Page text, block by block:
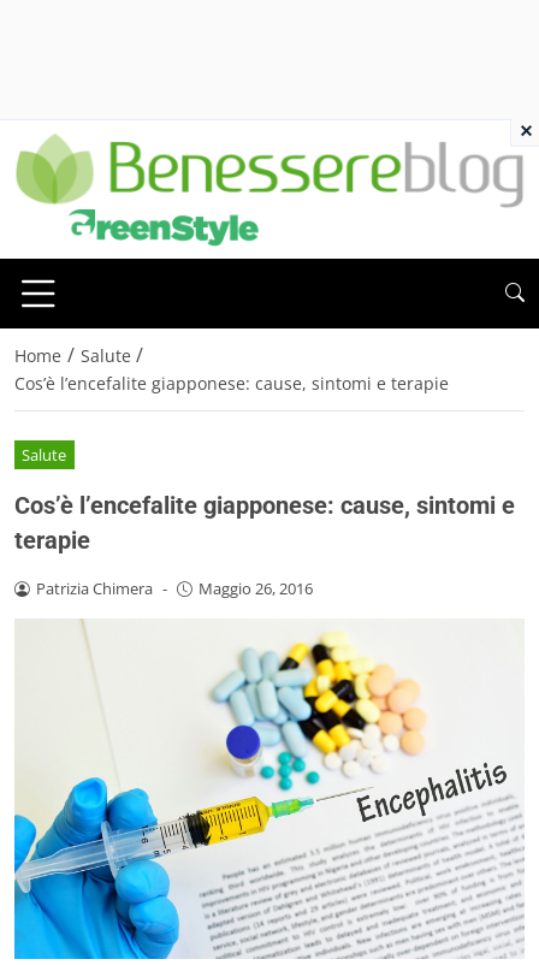
Home / Salute /
Cos’è l’encefalite giapponese: cause, sintomi e terapie
Salute
Cos’è l’encefalite giapponese: cause, sintomi e
terapie
Patrizia Chimera - Maggio 26, 2016
×